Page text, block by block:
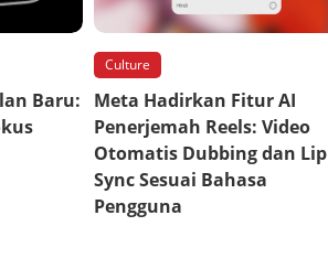
Baru:
Culture
Meta Hadirkan Fitur AI
Penerjemah Reels: Video
Otomatis Dubbing dan Lip
Sync Sesuai Bahasa
Pengguna